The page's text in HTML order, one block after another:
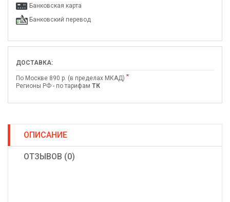
Банковская карта
Банковский перевод
ДОСТАВКА:
По Москве 890 р. (в пределах МКАД) *
Регионы РФ - по тарифам ТК
ОПИСАНИЕ
ОТЗЫВОВ (0)